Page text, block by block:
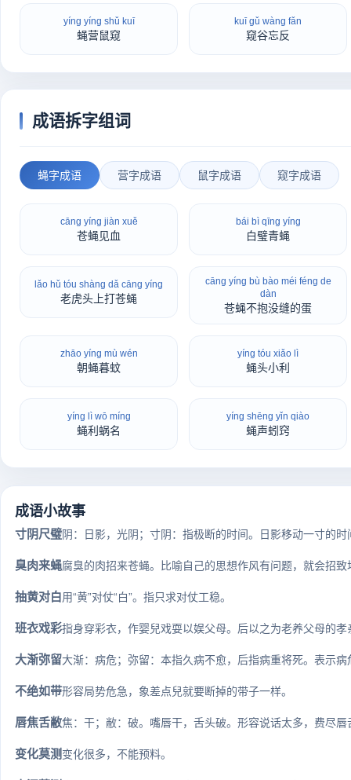
yíng yíng shǔ kuī
蝇营鼠窥
kuī gǔ wàng fǎn
窥谷忘反
成语拆字组词
蝇字成语 营字成语 鼠字成语 窥字成语
cāng yíng jiàn xuě
苍蝇见血
bái bì qīng yíng
白璧青蝇
lǎo hǔ tóu shàng dǎ cāng yíng
老虎头上打苍蝇
cāng yíng bù bào méi féng de
dàn
苍蝇不抱没缝的蛋
zhāo yíng mù wén
朝蝇暮蚊
yíng tóu xiǎo lì
蝇头小利
yíng lì wō míng
蝇利蜗名
yíng shēng yǐn qiào
蝇声蚓窍
成语小故事
寸阴尺璧阴：日影，光阴；寸阴：指极断的时间。日影移动一寸的
臭肉来蝇腐臭的肉招来苍蝇。比喻自己的思想作风有问题，就会招致
抽黄对白用“黄”对仗“白”。指只求对仗工稳。
班衣戏彩指身穿彩衣，作婴兒戏耍以娱父母。后以之为老养父母的孝
大渐弥留大渐：病危；弥留：本指久病不愈，后指病重将死。表示病
不绝如带形容局势危急，象差点兒就要断掉的带子一样。
唇焦舌敝焦：干；敝：破。嘴唇干，舌头破。形容说话太多，费尽唇
变化莫测变化很多，不能预料。